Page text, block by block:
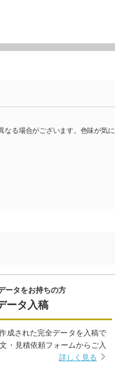
なる場合がございます。色味が気に
ータをお持ちの方
ータ入稿
成された完全データを入稿で
・見積依頼フォームからご入
詳しく見る